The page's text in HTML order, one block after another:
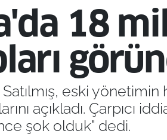
18
Satılmış, eski
açıkladı. Çarpıcı
şok olduk" dedi.